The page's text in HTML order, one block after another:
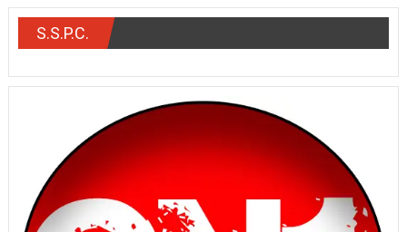
S.S.P.C.